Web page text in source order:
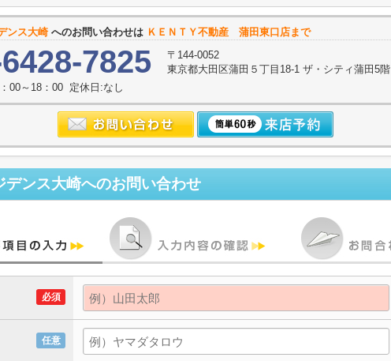
ンス大崎へのお問い合わせは ＫＥＮＴＹ不動産 蒲田東口店まで
7825
〒144-0052
東京都大田区蒲田５丁目18-1 ザ・シティ蒲田5階
00～18：00 定休日:なし
デンス大崎へのお問い合わせ
必須
任意